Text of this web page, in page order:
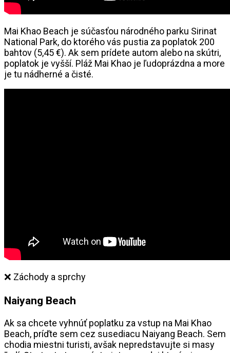
Mai Khao Beach je súčasťou národného parku Sirinat
National Park, do ktorého vás pustia za poplatok 200
bahtov (5,45 €). Ak sem prídete autom alebo na skútri,
poplatok je vyšší. Pláž Mai Khao je ľudoprázdna a more
je tu nádherné a čisté.
❌ Záchody a sprchy
Naiyang Beach
Ak sa chcete vyhnúť poplatku za vstup na Mai Khao
Beach, príďte sem cez susediacu Naiyang Beach. Sem
chodia miestni turisti, avšak nepredstavujte si masy